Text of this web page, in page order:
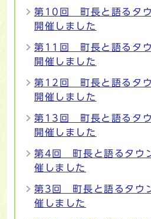
第10回 町長と語るタウ
開催しました
第11回 町長と語るタウ
開催しました
第12回 町長と語るタウ
開催しました
第13回 町長と語るタウ
開催しました
第4回 町長と語るタウ
催しました
第3回 町長と語るタウ
催しました